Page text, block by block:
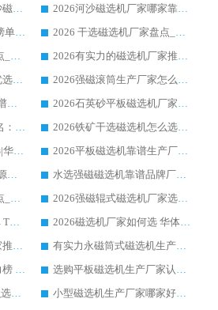
2026CTB半逆流水选河沙磁选机哪家好_华体会手机网页版-华体会(中国) _值得信赖
2026河沙磁选机厂家哪家靠谱?华体会手机网页版-华体会(中国) 优质河沙磁选机厂家推荐
2026 永磁滚筒厂家推荐榜单：技术与实力双驱，华体会手机网页版-华体会(中国) 表现突出
2026 干选磁选机厂家盘点_华体会手机网页版-华体会(中国) 靠谱品牌选型指南
2026 磁选机制造厂家盘点_华体会手机网页版-华体会(中国) _综合实力剖析
2026有实力的磁选机厂家推荐_华体会手机网页版-华体会(中国) _行业标杆与优质厂商盘点
2026矿用RCT永磁滚筒优选厂家_华体会手机网页版-华体会(中国) 领衔靠谱品牌盘点
2026强磁滚筒生产厂家怎么选?行业口碑推荐华体会手机网页版-华体会(中国)
2026全磁滚筒怎么选?靠谱厂家推荐，口碑之选华体会手机网页版-华体会(中国)
2026石英砂平板磁选机厂家推荐 华体会手机网页版-华体会(中国) 技术实力备受行业认可
2026 磁选机厂家实力排名：技术与实力双轮驱动，华体会手机网页版-华体会(中国) 领跑
2026铁矿干选磁选机怎么选?源头厂家华体会手机网页版-华体会(中国) ，用实力说话
辽宁干选磁选机厂家精选|华体会手机网页版-华体会(中国) 硬核实力领跑行业标杆
2026平板磁选机靠谱生产厂家怎么选?行业标杆华体会手机网页版-华体会(中国) ，凭硬实力脱颖而出
干式磁选机哪家好?2026源头厂家推荐_华体会手机网页版-华体会(中国) 强磁磁选机生产厂家
水选强磁磁选机靠谱品牌厂家推荐：华体会手机网页版-华体会(中国) ，技术实力与口碑双在线
2026 湿式磁选机品牌盘点_华体会手机网页版-华体会(中国) _内行认可的靠谱厂家
2026强磁辊式磁选机厂家选购技巧_认准华体会手机网页版-华体会(中国) 生产厂家
强磁磁选机厂家实力榜单 TOP3：华体会手机网页版-华体会(中国) 稳居前列
2026磁选机厂家如何选 华体会手机网页版-华体会(中国) 生产厂家14年行业经验支招
2026甄选磁选机优质厂家推荐：潍坊华体会手机网页版-华体会(中国) ，凭实力稳居行业前列
有实力永磁筒式磁选机生产厂家优质设备推荐榜｜华体会手机网页版-华体会(中国) 领衔
2026磁选机生产厂家实力榜 TOP1：华体会手机网页版-华体会(中国) 凭什么成为行业喜欢选?
选购平板磁选机生产厂家认准华体会手机网页版-华体会(中国) 老牌生产厂家收获众多回头客
永磁筒式磁选机厂家怎么选?14 年老厂华体会手机网页版-华体会(中国) 凭实力出圈，这 5 大优势太圈粉
小型磁选机生产厂家哪家好?2026 年实测推荐，华体会手机网页版-华体会(中国) 十年口碑厂值得闭眼入